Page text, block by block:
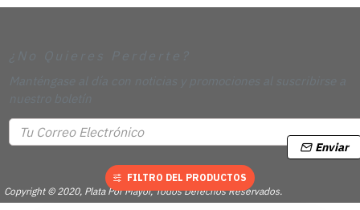
¿No Quieres Perderte?
Manténgase al día con noticias y promociones al suscribirse a
nuestro boletín
Enviar
Copyright © 2020, Plata Por Mayor, Todos Derechos Reservados.
FILTRO DEL PRODUCTOS